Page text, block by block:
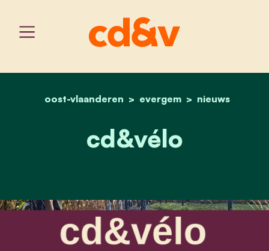
home
oost-vlaanderen evergem nieuws
cd&vélo
cd&vélo